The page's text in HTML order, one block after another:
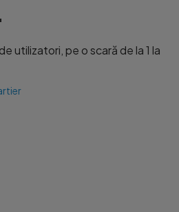
utilizatori, pe o scară de la 1 la